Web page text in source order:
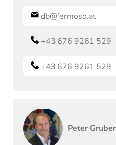
db@fermoso.at
+43 676 9261 529
+43 676 9261 529
Peter Gruber